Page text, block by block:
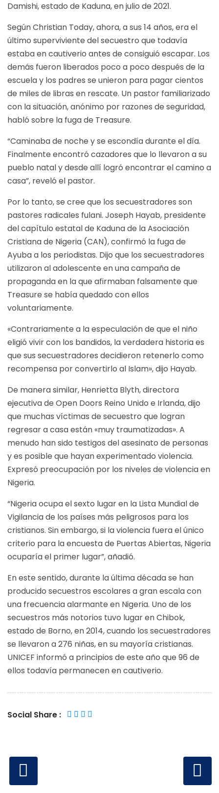
Damishi, estado de Kaduna, en julio de 2021.
SegúnChristian Today, ahora, a sus 14 años, era el
último superviviente del secuestro que todavía
estaba en cautiverio antes de consiguió escapar. Los
demás fueron liberados poco a poco después de la
escuela y los padres se unieron para pagar cientos
de miles de libras en rescate. Un pastor familiarizado
con la situación, anónimo por razones de seguridad,
habló sobre la fuga de Treasure.
“Caminaba de noche y se escondía durante el día.
Finalmente encontró cazadores que lo llevaron a su
pueblo natal y desde allí logró encontrar el camino a
casa”, reveló el pastor.
Por lo tanto, se cree que los secuestradores son
pastores radicales fulani. Joseph Hayab, presidente
del capítulo estatal de Kaduna de la Asociación
Cristiana de Nigeria (CAN), confirmó la fuga de
Ayuba a los periodistas. Dijo que los secuestradores
utilizaron al adolescente en una campaña de
propaganda en la que afirmaban falsamente que
Treasure se había quedado con ellos
voluntariamente.
«Contrariamente a la especulación de que el niño
eligió vivir con los bandidos, la verdadera historia es
que sus secuestradores decidieron retenerlo como
recompensa por convertirlo al Islam», dijo Hayab.
De manera similar, Henrietta Blyth, directora
ejecutiva de Open Doors Reino Unido e Irlanda, dijo
que muchas víctimas de secuestro que logran
regresar a casa están «muy traumatizadas». A
menudo han sido testigos del asesinato de personas
y es posible que hayan experimentado violencia.
Expresó preocupación por los niveles de violencia en
Nigeria.
“Nigeria ocupa el sexto lugar en la Lista Mundial de
Vigilancia de los países más peligrosos para los
cristianos. Sin embargo, si la violencia fuera el único
criterio para la encuesta de Puertas Abiertas, Nigeria
ocuparía el primer lugar”, añadió.
En este sentido, durante la última década se han
producido secuestros escolares a gran escala con
una frecuencia alarmante en Nigeria. Uno de los
secuestros más notorios tuvo lugar en Chibok,
estado de Borno, en 2014, cuando los secuestradores
se llevaron a 276 niñas, en su mayoría cristianas.
UNICEF informó a principios de este año que 96 de
ellos todavía permanecen en cautiverio.
Social Share :